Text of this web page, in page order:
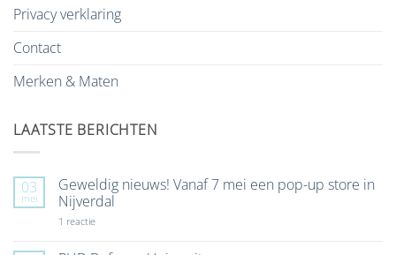
Privacy verklaring
Contact
Merken & Maten
LAATSTE BERICHTEN
03
mei
Geweldig nieuws! Vanaf 7 mei een pop-up store in
Nijverdal
1 reactieop